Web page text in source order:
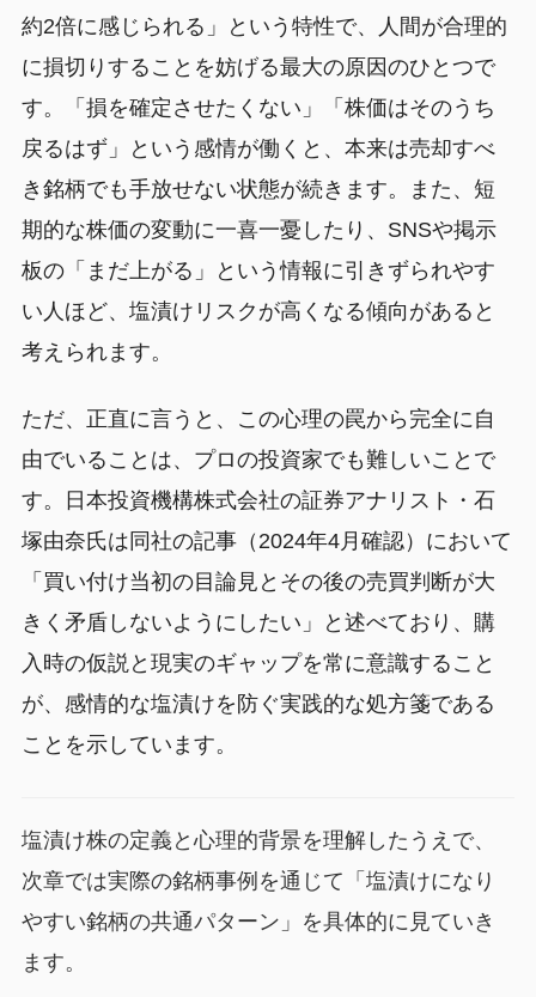
約2倍に感じられる」という特性で、人間が合理的
に損切りすることを妨げる最大の原因のひとつで
す。「損を確定させたくない」「株価はそのうち
戻るはず」という感情が働くと、本来は売却すべ
き銘柄でも手放せない状態が続きます。また、短
期的な株価の変動に一喜一憂したり、SNSや掲示
板の「まだ上がる」という情報に引きずられやす
い人ほど、塩漬けリスクが高くなる傾向があると
考えられます。
ただ、正直に言うと、この心理の罠から完全に自
由でいることは、プロの投資家でも難しいことで
す。日本投資機構株式会社の証券アナリスト・石
塚由奈氏は同社の記事（2024年4月確認）において
「買い付け当初の目論見とその後の売買判断が大
きく矛盾しないようにしたい」と述べており、購
入時の仮説と現実のギャップを常に意識すること
が、感情的な塩漬けを防ぐ実践的な処方箋である
ことを示しています。
塩漬け株の定義と心理的背景を理解したうえで、
次章では実際の銘柄事例を通じて「塩漬けになり
やすい銘柄の共通パターン」を具体的に見ていき
ます。